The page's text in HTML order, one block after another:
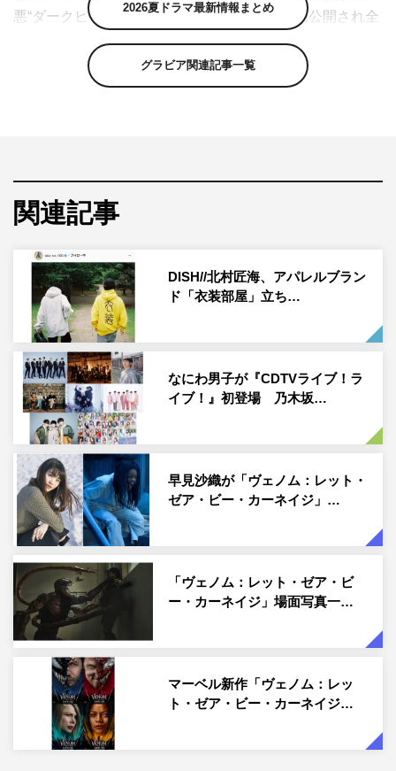
悪“ダークヒーロー”として誕生、2018年に劇場公開され全
世界興行収入940億円を超える大ヒットを記録したトム・
ハーディ主演「ヴェノム」。その続編となる本作は、全米
公開でコロナ禍での最大のオープニング記録を樹立し、前
正義感あふれるジャーナリストの主人公エディ（トム・ハ
ーディ）に、意思を持った地球外生命体“シンビオート”が
寄生して誕生したヴェノム。本作では、マーベルコミック
上でスパイダーマンとヴェノムが共闘して戦いを挑むレベ
ルの強さを誇るヴィラン、カーネイジが登場。連続殺人鬼
クレタスの狂気を取り込んで覚醒したカーネイジの残虐性
は計り知れない。世界を混乱に陥れ、その狂気がヴェノム
に襲い掛かる。
このハードでクールな映画の世界観にぴったりの日本語吹
替版主題歌「Shout it out」を書き下ろしたDISH//。作詞を
北村匠海＆橘柊生が手掛け、北村匠海＆橘柊生＆泉大智が
パートごとに作曲を行った。
コメント映像では、小学校の頃からスパイダーマンのゲー
「マーベル作品の主題歌ってすごいよね！」と話し始める
と、全員が「すごいよね！」、矢部昌暉は「友達とも『ヴ
ェノム2』公開されるの、めっちゃ楽しみって話してたん
だよね！」、橘は「僕、めちゃくちゃ好きな作品だったん
ですよ『ヴェノム』が。そんな中で『2』が出るっていう
タイミングで俺らが主題歌って聞いて、かなり感動したよ
なぁ」と、今回のコラボレーション決定にはメンバー全員
が興奮。
2026夏ドラマ最新情報まとめ
グラビア関連記事一覧
関連記事
DISH//北村匠海、アパレルブラン
ド「衣装部屋」立ち…
なにわ男子が『CDTVライブ！ラ
イブ！』初登場 乃木坂…
早見沙織が「ヴェノム：レット・
ゼア・ビー・カーネイジ」…
「ヴェノム：レット・ゼア・ビ
ー・カーネイジ」場面写真一…
マーベル新作「ヴェノム：レッ
ト・ゼア・ビー・カーネイジ…